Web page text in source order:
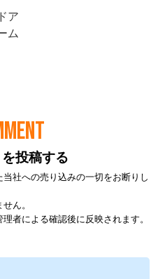
投稿する
社への売り込みの一切をお断りし
ん。
者による確認後に反映されます。